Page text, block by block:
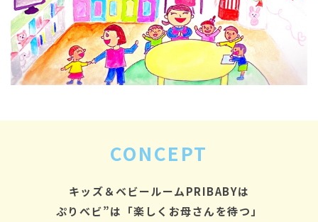
CONCEPT
キッズ＆ベビールームPRIBABYは
ぷりべビ”は「楽しくお母さんを待つ」